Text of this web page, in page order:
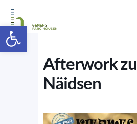
Afterwork zu
Näidsen
Ouvrir la barre d’outils